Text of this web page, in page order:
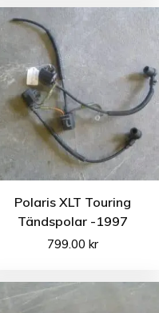
Polaris XLT Touring
Tändspolar -1997
799.00 kr